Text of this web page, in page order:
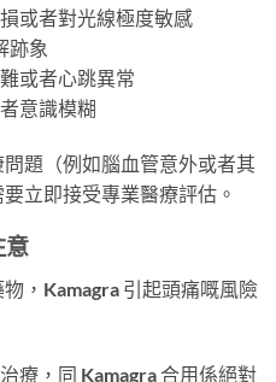
或者對光線極度敏感
跡象
或者心跳異常
意識模糊
題（例如腦血管意外或者其
立即接受專業醫療評估。
意
，Kamagra 引起頭痛嘅風險
療，同 Kamagra 合用係絕對